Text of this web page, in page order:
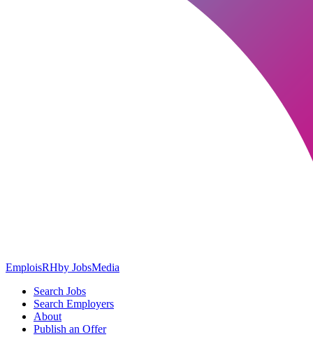
EmploisRHby JobsMedia
Search Jobs
Search Employers
About
Publish an Offer